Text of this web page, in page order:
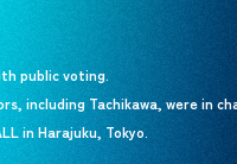
public voting.
including Tachikawa, were in
in Harajuku, Tokyo.